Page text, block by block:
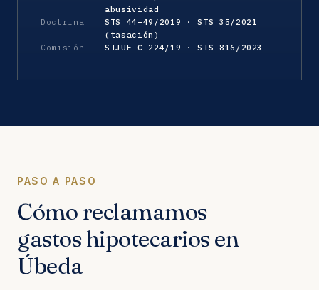
abusividad
Doctrina
STS 44–49/2019 · STS 35/2021
(tasación)
Comisión
STJUE C-224/19 · STS 816/2023
PASO A PASO
Cómo reclamamos
gastos hipotecarios en
Úbeda